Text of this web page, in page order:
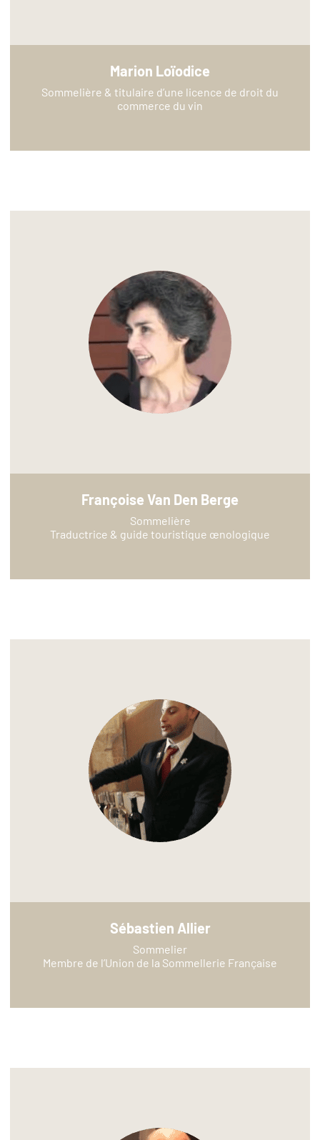
Marion Loïodice
Sommelière & titulaire d’une licence de droit du
commerce du vin
Françoise Van Den Berge
Sommelière
Traductrice & guide touristique œnologique
Sébastien Allier
Sommelier
Membre de l’Union de la Sommellerie Française